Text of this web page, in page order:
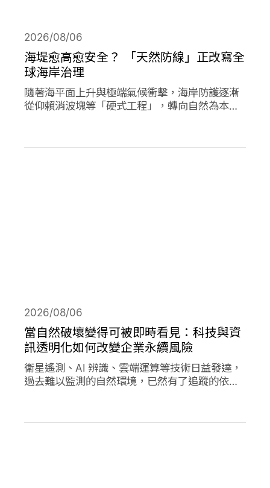
海堤愈高愈安全？ 「天然防線」正改寫全
球海岸治理
2026/08/06
隨著海平面上升與極端氣候衝擊，海岸防護逐漸
從仰賴消波塊等「硬式工程」，轉向自然為本的
成為守護海岸的「天然防線」。
當自然破壞變得可被即時看見：科技與資
訊透明化如何改變企業永續風險
2026/08/06
衛星遙測、AI 辨識、雲端運算等技術日益發達，
過去難以監測的自然環境，已然有了追蹤的依